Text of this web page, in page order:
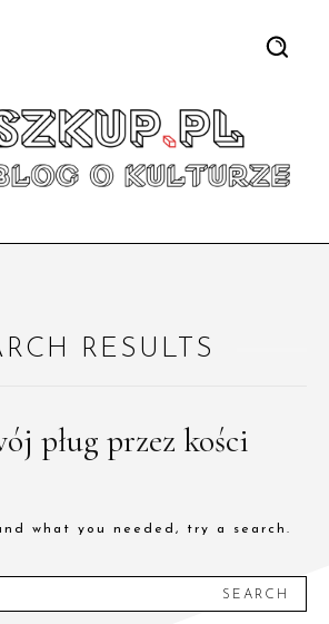
RESULTS
pług przez kości
what you needed, try a search.
SEARCH